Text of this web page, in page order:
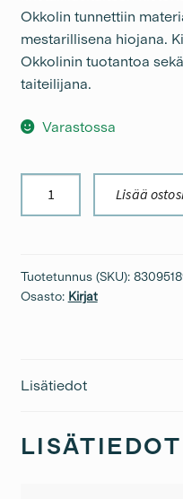
Okkolin tunnettiin
mestarillisena hiojana.
Okkolinin tuotantoa
taiteilijana.
Varastossa
Aimo
Okkolin
Lisää
Tuotetunnus (SKU):
Osasto: Kirjat
Lisätiedot
LISÄTIEDOT